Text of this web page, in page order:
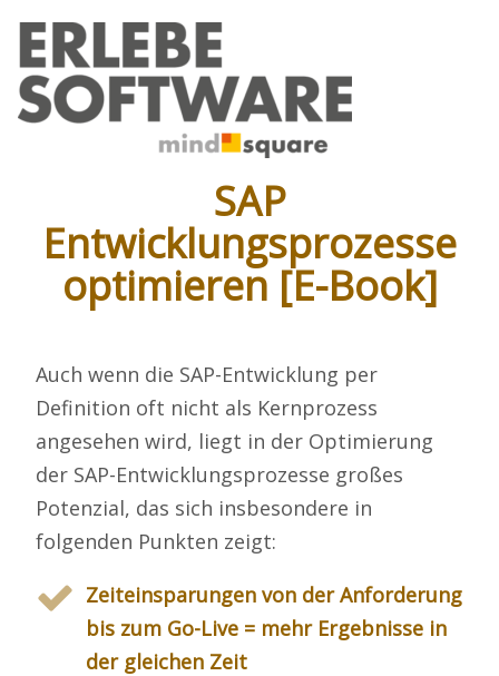
SAP
Entwicklungsprozesse
optimieren [E-Book]
Auch wenn die SAP-Entwicklung per
Definition oft nicht als Kernprozess
angesehen wird, liegt in der Optimierung
der SAP-Entwicklungsprozesse großes
Potenzial, das sich insbesondere in
folgenden Punkten zeigt:
Zeiteinsparungen von der Anforderung
bis zum Go-Live = mehr Ergebnisse in
der gleichen Zeit